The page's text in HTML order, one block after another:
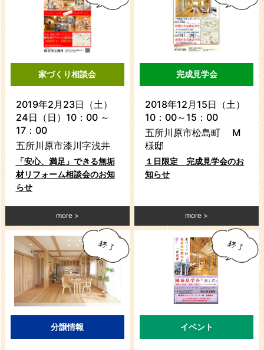
家づくり相談会
2019年2月23日（土）
24日（日）10：00 ～
17：00
五所川原市漆川字浅井
「安心、満足」できる無垢
材リフォーム相談会のお知
らせ
more
完成見学会
2018年12月15日（土）
10：00～15：00
五所川原市松島町 M
様邸
１日限定 完成見学会のお
知らせ
more
分譲情報 イベント